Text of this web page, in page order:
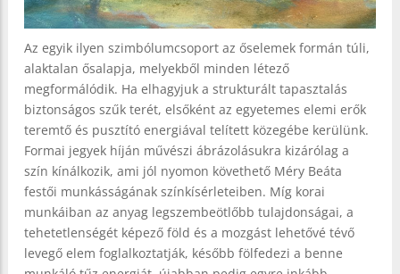
Az egyik ilyen szimbólumcsoport az őselemek formán túli,
alaktalan ősalapja, melyekből minden létező
megformálódik. Ha elhagyjuk a strukturált tapasztalás
biztonságos szűk terét, elsőként az egyetemes elemi erők
teremtő és pusztító energiával telített közegébe kerülünk.
Formai jegyek híján művészi ábrázolásukra kizárólag a
szín kínálkozik, ami jól nyomon követhető Méry Beáta
festői munkásságának színkísérleteiben. Míg korai
munkáiban az anyag legszembeötlőbb tulajdonságai, a
tehetetlenségét képező föld és a mozgást lehetővé tévő
levegő elem foglalkoztatják, később fölfedezi a benne